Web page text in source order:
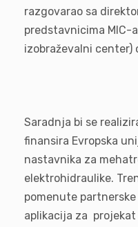
razgovarao sa
predstavnicima MIC-
izobraževalni center)
Saradnja bi se
finansira Evropska
nastavnika za
elektrohidraulike.
pomenute
aplikacija za projekat